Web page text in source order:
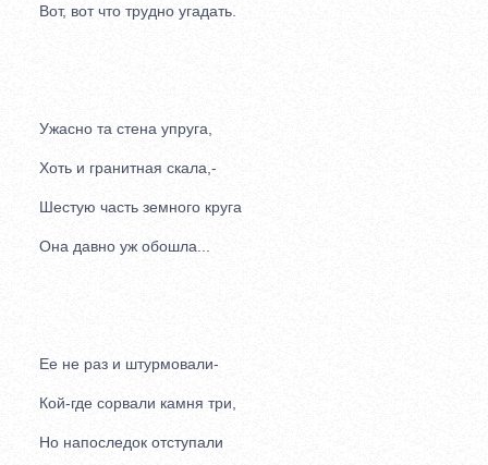
Вот, вот что трудно угадать.
Ужасно та стена упруга,
Хоть и гранитная скала,-
Шестую часть земного круга
Она давно уж обошла...
Ее не раз и штурмовали-
Кой-где сорвали камня три,
Но напоследок отступали